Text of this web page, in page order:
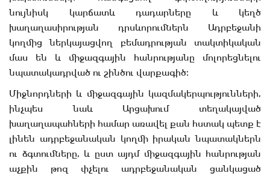
նույնիսկ կարճատև դադարները և կեղծ
խաղաղասիրության դրսևորումներն Ադրբեջանի
կողմից ներկայացվող բեմադրության տակտիկական
մաս են և միջազգային հանրությանը մոլորեցնելու
նպատակադրված ու շինծու վարքագիծ։
Միջնորդների և միջազգային կազմակերպությունների,
ինչպես նաև Արցախում տեղակայված
խաղաղապահների համար առավել քան հստակ պետք է
լինեն ադրբեջանական կողմի իրական նպատակներն
ու ձգտումները, և ըստ այդմ միջազգային հանրության
աչքին թոզ փչելու ադրբեջանական ցանկացած